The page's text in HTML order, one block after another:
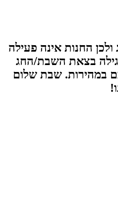
החנות אינה פעילה
בצאת השבת/החג
במהירות. שבת שלום